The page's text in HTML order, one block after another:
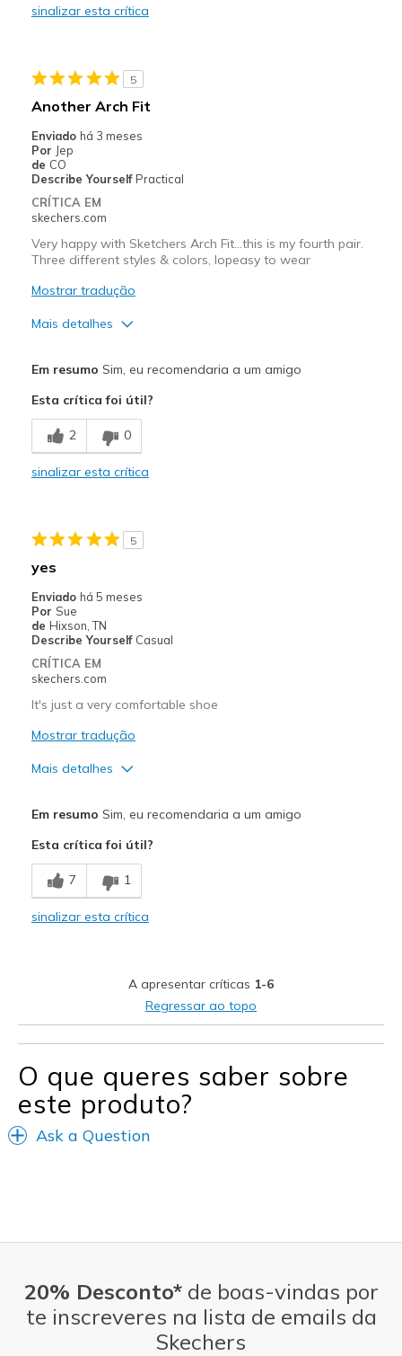
Sizing
Feels true to size
sinalizar esta crítica
5
Another Arch Fit
Enviado há 3 meses
Por Jep
de CO
Describe Yourself Practical
CRÍTICA EM
skechers.com
Very happy with Sketchers Arch Fit...this is my fourth pair.
Three different styles & colors, lopeasy to wear
Mostrar tradução
Mais detalhes
Comfortable
Stylish
Going Out
Width
Sizing
Feels true to size
View On Shoes
Em resumo Sim, eu recomendaria a um amigo
Esta crítica foi útil?
2 0
sinalizar esta crítica
5
yes
Enviado há 5 meses
Por Sue
de Hixson, TN
Describe Yourself Casual
CRÍTICA EM
skechers.com
It's just a very comfortable shoe
Mostrar tradução
Mais detalhes
Contras
No cons
Feels true to width
Sizing
Feels true to size
View On Shoes
Shoes are for Wearing
Em resumo Sim, eu recomendaria a um amigo
Esta crítica foi útil?
7 1
sinalizar esta crítica
A apresentar críticas 1-6
Regressar ao topo
O que queres saber sobre
este produto?
Ask a Question
20% Desconto*de boas-vindas por
te inscreveres na lista de emails da
Skechers